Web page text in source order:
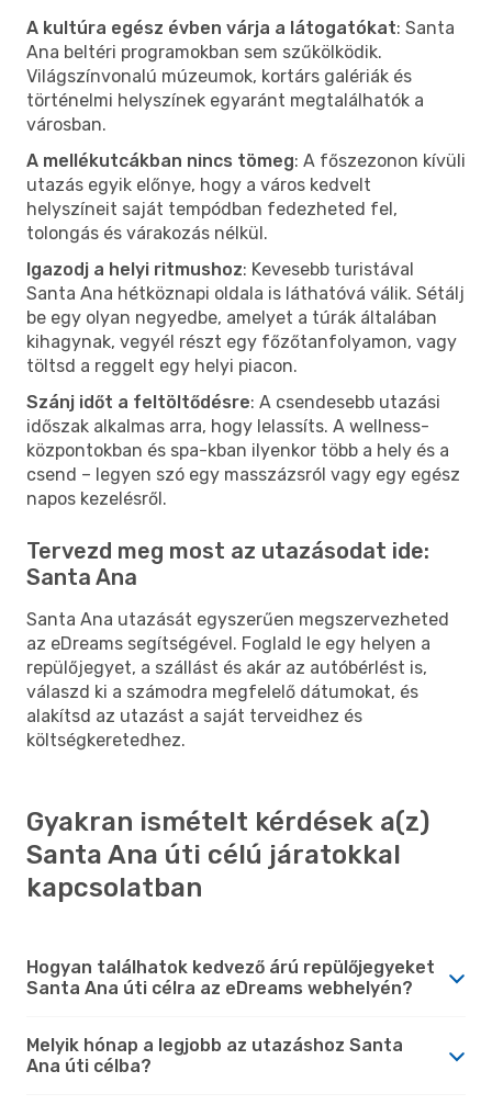
A kultúra egész évben várja a látogatókat: Santa
Ana beltéri programokban sem szűkölködik.
Világszínvonalú múzeumok, kortárs galériák és
történelmi helyszínek egyaránt megtalálhatók a
városban.
A mellékutcákban nincs tömeg: A főszezonon kívüli
utazás egyik előnye, hogy a város kedvelt
helyszíneit saját tempódban fedezheted fel,
tolongás és várakozás nélkül.
Igazodj a helyi ritmushoz: Kevesebb turistával
Santa Ana hétköznapi oldala is láthatóvá válik. Sétálj
be egy olyan negyedbe, amelyet a túrák általában
kihagynak, vegyél részt egy főzőtanfolyamon, vagy
töltsd a reggelt egy helyi piacon.
Szánj időt a feltöltődésre: A csendesebb utazási
időszak alkalmas arra, hogy lelassíts. A wellness-
központokban és spa-kban ilyenkor több a hely és a
csend – legyen szó egy masszázsról vagy egy egész
napos kezelésről.
Tervezd meg most az utazásodat ide:
Santa Ana
Santa Ana utazását egyszerűen megszervezheted
az eDreams segítségével. Foglald le egy helyen a
repülőjegyet, a szállást és akár az autóbérlést is,
válaszd ki a számodra megfelelő dátumokat, és
alakítsd az utazást a saját terveidhez és
költségkeretedhez.
Gyakran ismételt kérdések a(z)
Santa Ana úti célú járatokkal
kapcsolatban
Hogyan találhatok kedvező árú repülőjegyeket
Santa Ana úti célra az eDreams webhelyén?
Melyik hónap a legjobb az utazáshoz Santa
Ana úti célba?